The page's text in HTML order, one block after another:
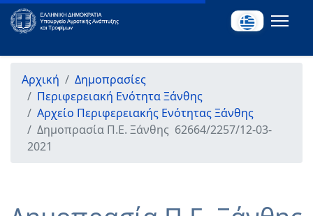
Αρχική
Δημοπρασίες
Περιφερειακή Ενότητα Ξάνθης
Αρχείο Περιφερειακής Ενότητας Ξάνθης
Δημοπρασία Π.Ε. Ξάνθης 62664/2257/12-03-
2021